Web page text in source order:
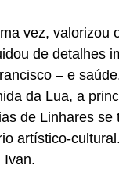
vez, valorizou
de detalhes
– e
da Lua, a
de Linhares
artístico-
Ivan.